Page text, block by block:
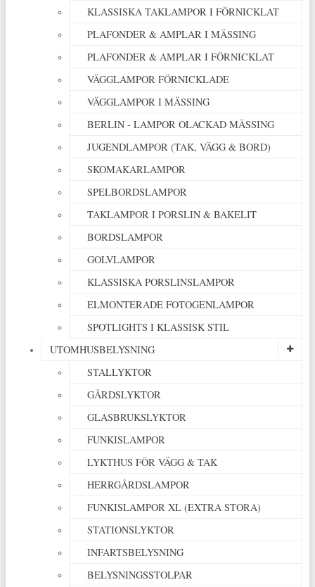
KLASSISKA TAKLAMPOR I FÖRNICKLAT
PLAFONDER & AMPLAR I MÄSSING
PLAFONDER & AMPLAR I FÖRNICKLAT
VÄGGLAMPOR FÖRNICKLADE
VÄGGLAMPOR I MÄSSING
BERLIN - LAMPOR OLACKAD MÄSSING
JUGENDLAMPOR (TAK, VÄGG & BORD)
SKOMAKARLAMPOR
SPELBORDSLAMPOR
TAKLAMPOR I PORSLIN & BAKELIT
BORDSLAMPOR
GOLVLAMPOR
KLASSISKA PORSLINSLAMPOR
ELMONTERADE FOTOGENLAMPOR
SPOTLIGHTS I KLASSISK STIL
UTOMHUSBELYSNING
STALLYKTOR
GÅRDSLYKTOR
GLASBRUKSLYKTOR
FUNKISLAMPOR
LYKTHUS FÖR VÄGG & TAK
HERRGÅRDSLAMPOR
FUNKISLAMPOR XL (EXTRA STORA)
STATIONSLYKTOR
INFARTSBELYSNING
BELYSNINGSSTOLPAR